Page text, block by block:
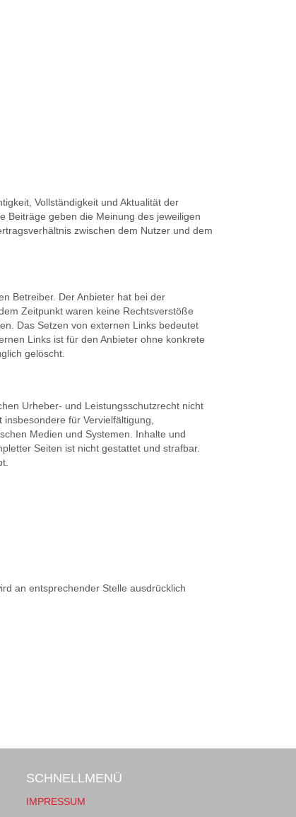
Vollständigkeit und Aktualität der
Beiträge geben die Meinung des jeweiligen
zwischen dem Nutzer und dem
Betreiber. Der Anbieter hat bei der
Zeitpunkt waren keine Rechtsverstöße
Das Setzen von externen Links bedeutet
Links ist für den Anbieter ohne konkrete
gelöscht.
Urheber- und Leistungsschutzrecht nicht
für Vervielfältigung,
Medien und Systemen. Inhalte und
Seiten ist nicht gestattet und strafbar.
an entsprechender Stelle ausdrücklich
SCHNELLMENÜ
IMPRESSUM